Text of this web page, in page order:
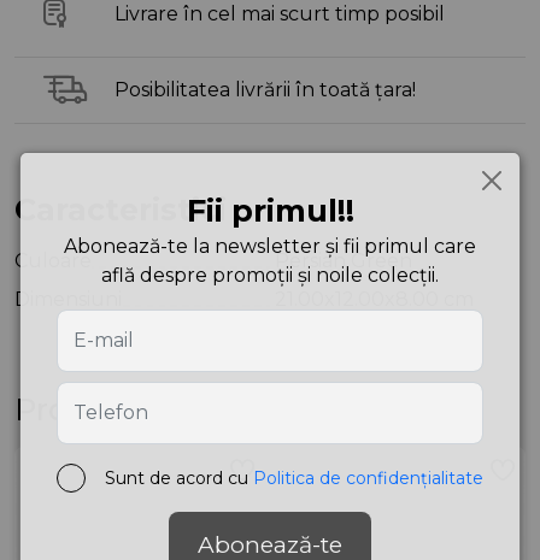
Livrare în cel mai scurt timp posibil
Posibilitatea livrării în toată țara!
Caracteristici
Culoare
Persian Green
Dimensiuni
Produse asemănătoare
Fii primul!!
Abonează-te la newsletter și fii primul care
află despre promoții și noile colecții.
Sunt de acord cu Politica de confidențialitate
Abonează-te